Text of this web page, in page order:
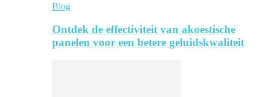
Blog
Ontdek de effectiviteit van akoestische
panelen voor een betere geluidskwaliteit